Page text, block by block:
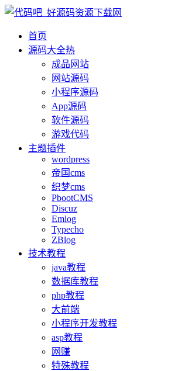
首页
源码大全热
成品网站
网站源码
小程序源码
App源码
软件源码
游戏代码
主题插件
wordpress
帝国cms
织梦cms
PbootCMS
Discuz
Emlog
Typecho
ZBlog
技术教程
java教程
数据库教程
php教程
大前端
小程序开发教程
asp教程
网赚
特殊教程